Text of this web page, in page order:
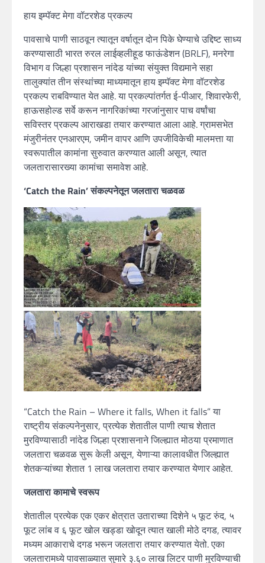
हाय इम्पॅक्ट मेगा वॉटरशेड प्रकल्प
पावसाचे पाणी साठवून त्यातून वर्षातून दोन पिके घेण्याचे उद्दिष्ट साध्य
करण्यासाठी भारत रुरल लाईव्हलीहूड फाऊंडेशन (BRLF), मनरेगा
विभाग व जिल्हा प्रशासन नांदेड यांच्या संयुक्त विद्यमाने सहा
तालुक्यांत तीन संस्थांच्या माध्यमातून हाय इम्पॅक्ट मेगा वॉटरशेड
प्रकल्प राबविण्यात येत आहे. या प्रकल्पांतर्गत ई-पीआर, शिवारफेरी,
हाऊसहोल्ड सर्वे करून नागरिकांच्या गरजांनुसार पाच वर्षांचा
सविस्तर प्रकल्प आराखडा तयार करण्यात आला आहे. ग्रामसभेत
मंजुरीनंतर एनआरएम, जमीन वापर आणि उपजीविकेची मालमत्ता या
स्वरूपातील कामांना सुरुवात करण्यात आली असून, त्यात
जलतारासारख्या कामांचा समावेश आहे.
‘Catch the Rain’ संकल्पनेतून जलतारा चळवळ
“Catch the Rain – Where it falls, When it falls” या
राष्ट्रीय संकल्पनेनुसार, प्रत्येक शेतातील पाणी त्याच शेतात
मुरविण्यासाठी नांदेड जिल्हा प्रशासनाने जिल्ह्यात मोठया प्रमाणात
जलतारा चळवळ सुरू केली असून, येणाऱ्या कालावधीत जिल्ह्यात
शेतकऱ्यांच्या शेतात 1 लाख जलतारा तयार करण्यात येणार आहेत.
जलतारा कामाचे स्वरूप
शेतातील प्रत्येक एक एकर क्षेत्रात उताराच्या दिशेने ५ फूट रुंद, ५
फूट लांब व ६ फूट खोल खड्डा खोदून त्यात खाली मोठे दगड, त्यावर
मध्यम आकाराचे दगड भरून जलतारा तयार करण्यात येतो. एका
जलतारामध्ये पावसाळ्यात सुमारे ३.६० लाख लिटर पाणी मुरविण्याची